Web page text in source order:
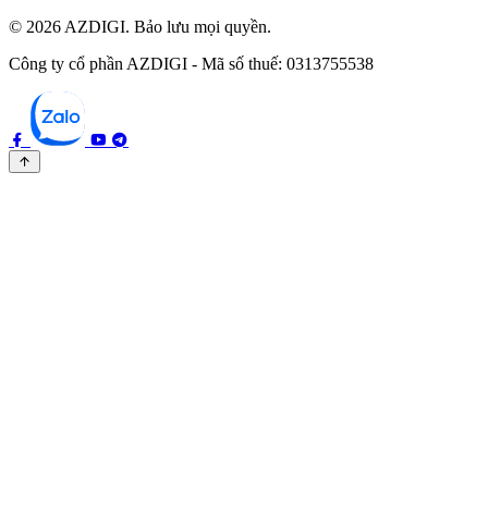
© 2026 AZDIGI. Bảo lưu mọi quyền.
Công ty cổ phần AZDIGI - Mã số thuế: 0313755538